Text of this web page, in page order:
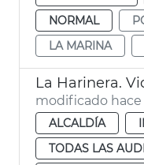
NORMAL
LA MARINA
La Harinera.
modificado hace
ALCALDÍA
TODAS LAS